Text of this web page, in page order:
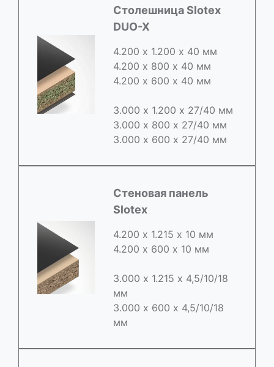
Cтолешница Slotex
DUO-X
4.200 х 1.200 х 40 мм
4.200 х 800 х 40 мм
4.200 х 600 х 40 мм
3.000 х 1.200 х 27/40 мм
3.000 х 800 х 27/40 мм
3.000 х 600 х 27/40 мм
Стеновая панель
Slotex
4.200 х 1.215 х 10 мм
4.200 х 600 х 10 мм
3.000 х 1.215 х 4,5/10/18
мм
3.000 х 600 х 4,5/10/18
мм